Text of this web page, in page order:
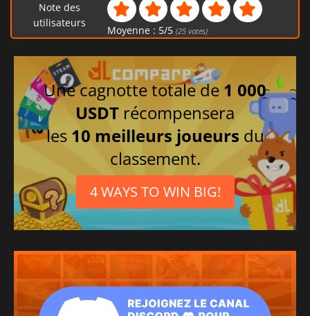
Note des
utilisateurs
Moyenne : 5/5 (25votes)
Une cagnotte totale de 1 000
USDT récompensera
les 10 meilleurs joueurs du
classement.
4 WAYS TO WIN BIG!